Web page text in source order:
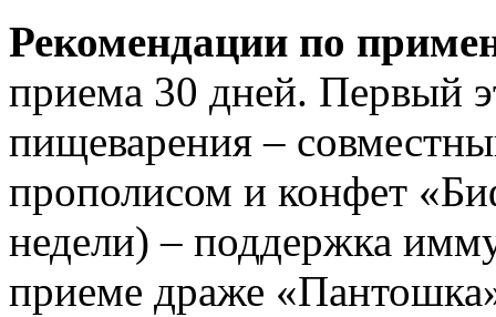
Рекомендации по
приема 30 дней. Первый
пищеварения –
прополисом и конфет
недели) – поддержка
приеме драже